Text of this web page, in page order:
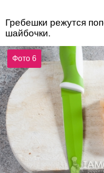
Гребешки режутся
шайбочки.
Фото 6